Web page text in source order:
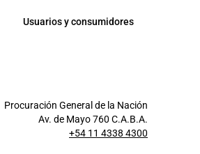
Usuarios y consumidores
Procuración General de la Nación
Av. de Mayo 760 C.A.B.A.
+54 11 4338 4300